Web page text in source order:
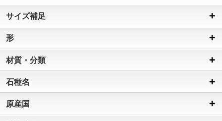
サイズ補足
形
材質・分類
石種名
原産国